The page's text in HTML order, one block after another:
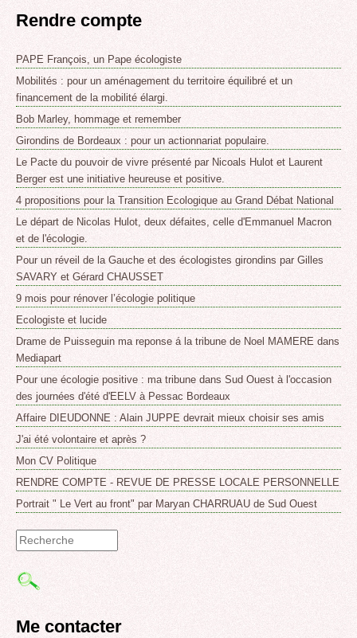
Rendre compte
PAPE François, un Pape écologiste
Mobilités : pour un aménagement du territoire équilibré et un
financement de la mobilité élargi.
Bob Marley, hommage et remember
Girondins de Bordeaux : pour un actionnariat populaire.
Le Pacte du pouvoir de vivre présenté par Nicoals Hulot et Laurent
Berger est une initiative heureuse et positive.
4 propositions pour la Transition Ecologique au Grand Débat National
Le départ de Nicolas Hulot, deux défaites, celle d'Emmanuel Macron
et de l'écologie.
Pour un réveil de la Gauche et des écologistes girondins par Gilles
SAVARY et Gérard CHAUSSET
9 mois pour rénover l’écologie politique
Ecologiste et lucide
Drame de Puisseguin ma reponse á la tribune de Noel MAMERE dans
Mediapart
Pour une écologie positive : ma tribune dans Sud Ouest à l'occasion
des journées d'été d'EELV à Pessac Bordeaux
Affaire DIEUDONNE : Alain JUPPE devrait mieux choisir ses amis
J'ai été volontaire et après ?
Mon CV Politique
RENDRE COMPTE - REVUE DE PRESSE LOCALE PERSONNELLE
Portrait " Le Vert au front" par Maryan CHARRUAU de Sud Ouest
de
recherche
Me contacter